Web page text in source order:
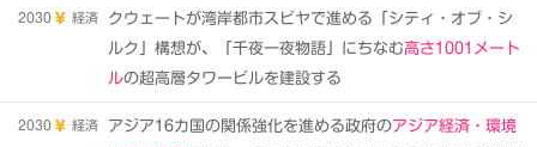
2030 経済
クウェートが湾岸都市スビヤで進める「シティ・オブ・シ
ルク」構想が、「千夜一夜物語」にちなむ高さ1001メート
ルの超高層タワービルを建設する
2030 経済 アジア16カ国の関係強化を進める政府のアジア経済・環境